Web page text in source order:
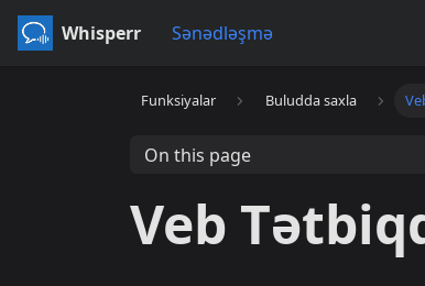
Whisperr Sənədləşmə
Funksiyalar Buludda saxla
On this page
Veb